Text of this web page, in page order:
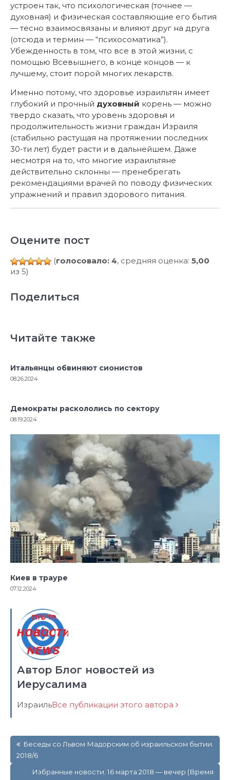
устроен так, что психологическая (точнее —
духовная) и физическая составляющие его бытия
— тесно взаимосвязаны и влияют друг на друга
(отсюда и термин — “психосоматика”).
Убежденность в том, что все в этой жизни, с
помощью Всевышнего, в конце концов — к
лучшему, стоит порой многих лекарств.
Именно потому, что здоровье израильтян имеет
глубокий и прочный духовный корень — можно
твердо сказать, что уровень здоровья и
продолжительность жизни граждан Израиля
(стабильно растущая на протяжении последних
30-ти лет) будет расти и в дальнейшем. Даже
несмотря на то, что многие израильтяне
действительно склонны — пренебрегать
рекомендациями врачей по поводу физических
упражнений и правил здорового питания.
Оцените пост
(голосовало: 4, средняя оценка: 5,00
из 5)
Поделиться
Читайте также
Итальянцы обвиняют сионистов
08.26.2024
Демократы раскололись по сектору
08.19.2024
Киев в трауре
07.12.2024
Автор Блог новостей из
Иерусалима
ИзраильВсе публикации этого автора
по
записям
Беседы со Львом Мадорским об израильском бытии.
2018/6
Избранные новости. 16 марта 2018 — вечер (Время